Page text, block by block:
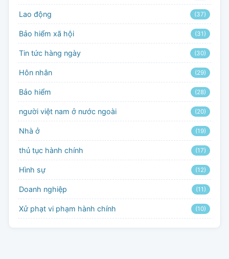
Lao động (37)
Bảo hiểm xã hội (31)
Tin tức hàng ngày (30)
Hôn nhân (29)
Bảo hiểm (28)
người việt nam ở nước ngoài (20)
Nhà ở (19)
thủ tục hành chính (17)
Hình sự (12)
Doanh nghiệp (11)
Xử phạt vi phạm hành chính (10)